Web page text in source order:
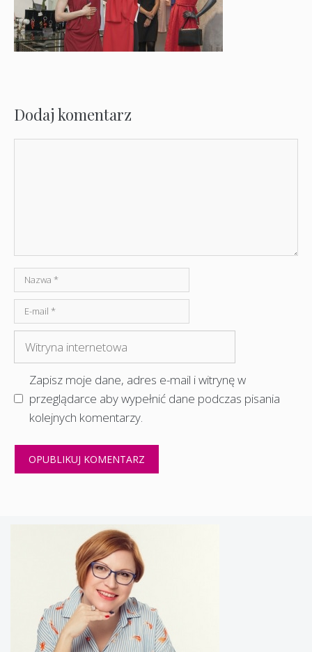
Dodaj komentarz
Nazwa
mail
internetowa
Zapisz moje dane, adres e-mail i witrynę w
przeglądarce aby wypełnić dane podczas pisania
kolejnych komentarzy.